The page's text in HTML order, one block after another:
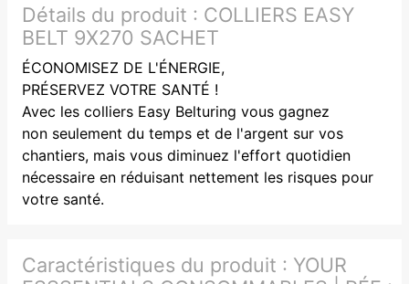
Détails du produit : COLLIERS EASY
BELT 9X270 SACHET
ÉCONOMISEZ DE L'ÉNERGIE,
PRÉSERVEZ VOTRE SANTÉ !
Avec les colliers Easy Belturing vous gagnez
non seulement du temps et de l'argent sur vos
chantiers, mais vous diminuez l'effort quotidien
nécessaire en réduisant nettement les risques pour
votre santé.
Caractéristiques du produit : YOUR